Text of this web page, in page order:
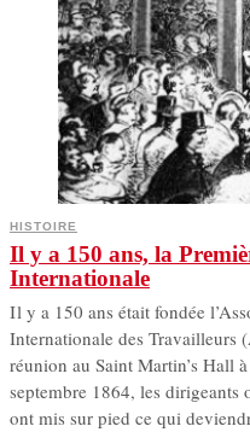
HISTOIRE
Il y a 150 ans, la
Internationale
I l y a 150 ans était fondée
Internationale des Travailleurs
réunion au Saint Martin’s Hall
septembre 1864, les dirigeants
ont mis sur pied ce qui